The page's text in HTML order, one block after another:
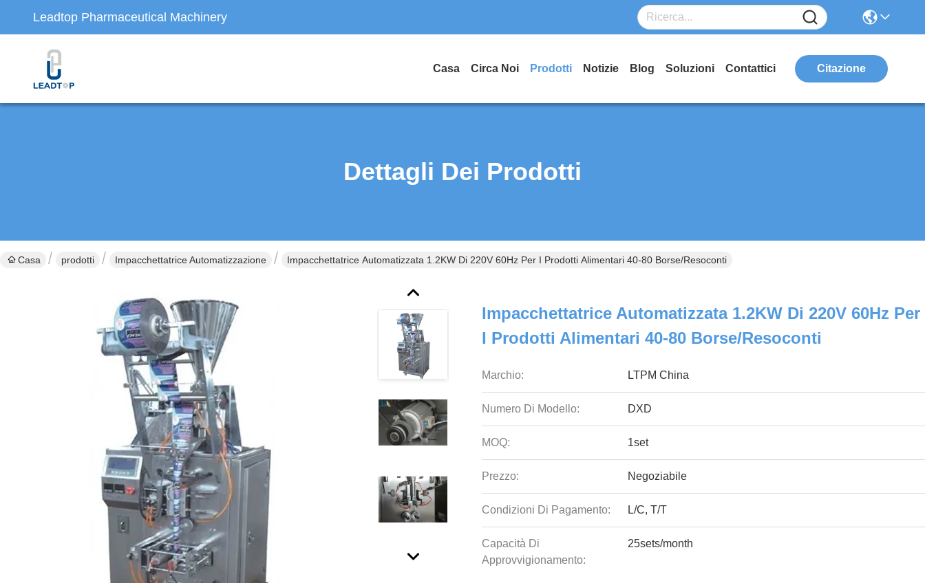
Leadtop Pharmaceutical Machinery
Casa Circa Noi Prodotti Notizie Blog Soluzioni Contattici Citazione
Dettagli Dei Prodotti
Casa prodotti Impacchettatrice Automatizzazione Impacchettatrice Automatizzata 1.2KW Di 220V 60Hz Per I Prodotti Alimentari 40-80 Borse/resoconti
Impacchettatrice Automatizzata 1.2KW Di 220V 60Hz Per
I Prodotti Alimentari 40-80 Borse/resoconti
Marchio: LTPM China
Numero Di Modello: DXD
MOQ: 1set
Prezzo: Negoziabile
Condizioni Di Pagamento: L/C, T/T
Capacità Di
Approvvigionamento:
25sets/month